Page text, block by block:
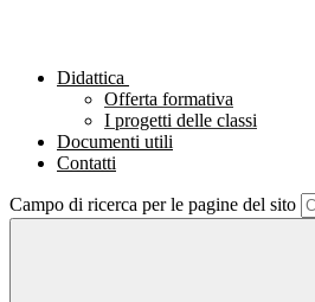
Didattica
Offerta formativa
I progetti delle classi
Documenti utili
Contatti
Campo di ricerca per le pagine del sito